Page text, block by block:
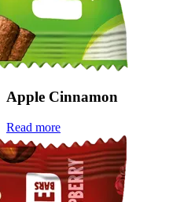
Apple Cinnamon
Read more